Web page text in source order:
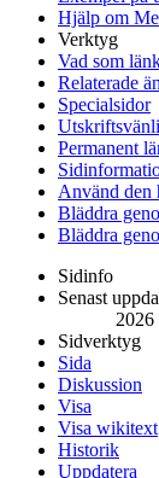
Hjälp om
Verktyg
Vad som
Relaterade
Specialsidor
Permanent
Använd den
Bläddra
Bläddra
Sidinfo
Senast
2026
Sidverktyg
Sida
Diskussion
Visa
Visa wikitext
Historik
Uppdatera